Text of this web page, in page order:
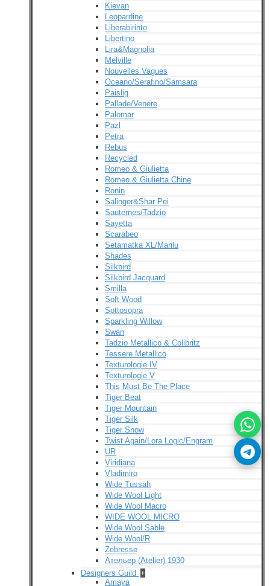
Kievan
Leopardine
Liberabirinto
Libertino
Lira&Magnolia
Melville
Nouvelles Vagues
Oceano/Serafino/Samsara
Paislig
Pallade/Venere
Palomar
Pazl
Petra
Rebus
Recycled
Romeo & Giulietta
Romeo & Giulietta Chine
Ronin
Salinger&Shar Pei
Sauternes/Tadzio
Sayetta
Scarabeo
Setamatka XL/Marilu
Shades
Silkbird
Silkbird Jacquard
Smilla
Soft Wood
Sottosopra
Sparkling Willow
Swan
Tadzio Metallico & Colibritz
Tessere Metallico
Texturologie IV
Texturologie V
This Must Be The Place
Tiger Beat
Tiger Mountain
Tiger Silk
Tiger Snow
Twist Again/Lora Logic/Engram
UR
Viridiana
Vladimiro
Wide Tussah
Wide Wool Light
Wide Wool Macro
WIDE WOOL MICRO
Wide Wool Sable
Wide Wool/R
Zebresse
Ательер (Atelier) 1930
Designers Guild +
Amaya